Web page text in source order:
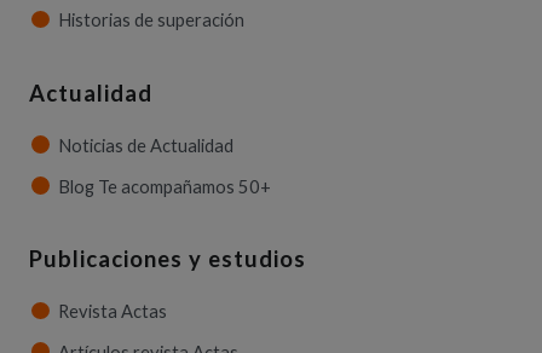
Historias de superación
Actualidad
Noticias de Actualidad
Blog Te acompañamos 50+
Publicaciones y estudios
Revista Actas